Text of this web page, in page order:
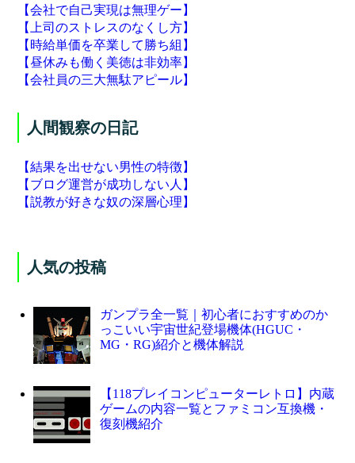
【会社で自己実現は無理ゲー】
【上司のストレスのなくし方】
【時給単価を卒業して勝ち組】
【昼休みも働く美徳は非効率】
【会社員の三大無駄アピール】
人間観察の日記
【結果を出せない男性の特徴】
【ブログ運営が成功しない人】
【説教が好きな奴の深層心理】
人気の投稿
ガンプラ全一覧｜初心者におすすめのか
っこいい宇宙世紀登場機体(HGUC・
MG・RG)紹介と機体解説
【118プレイコンピューターレトロ】内蔵
ゲームの内容一覧とファミコン互換機・
復刻機紹介